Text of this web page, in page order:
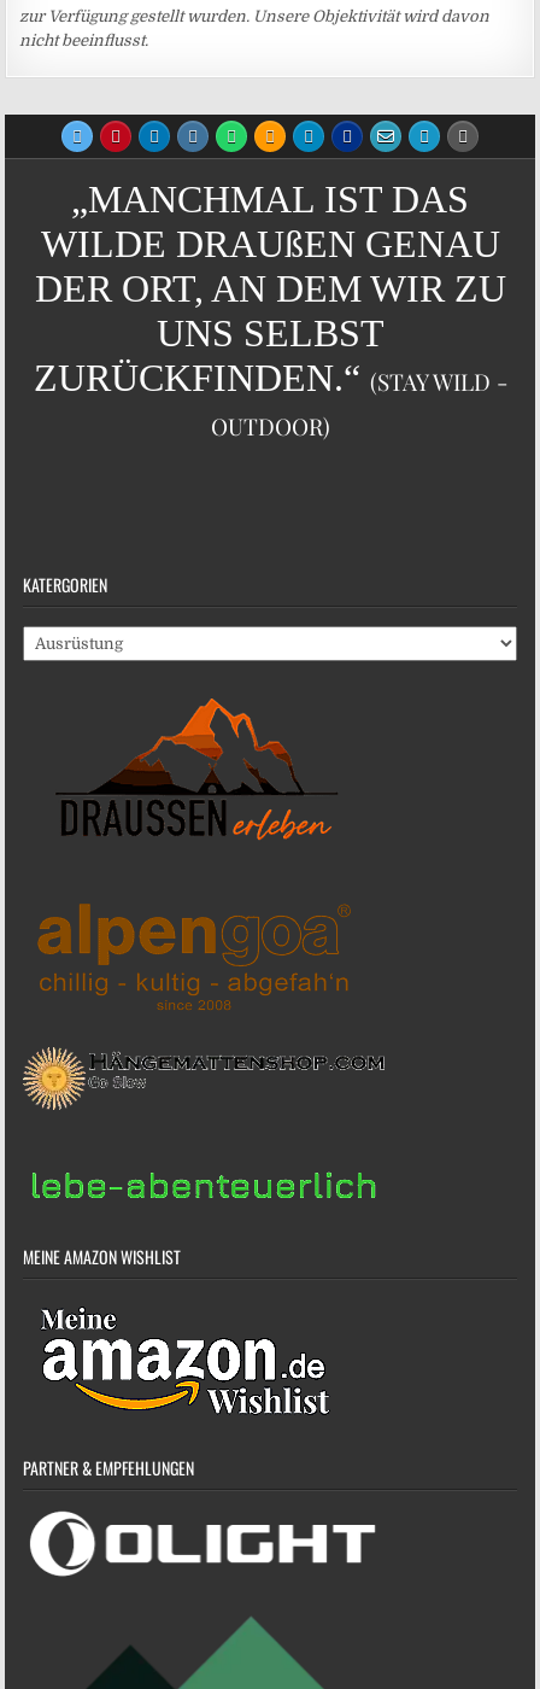
zur Verfügung gestellt wurden. Unsere Objektivität wird davon
nicht beeinflusst.
„MANCHMAL IST DAS
WILDE DRAUßEN GENAU
DER ORT, AN DEM WIR ZU
UNS SELBST
ZURÜCKFINDEN.“ (STAY WILD -
OUTDOOR)
KATERGORIEN
Katergorien
MEINE AMAZON WISHLIST
PARTNER & EMPFEHLUNGEN